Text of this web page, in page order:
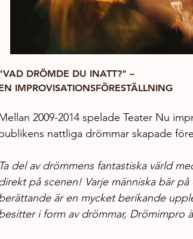
"VAD DRÖMDE DU INATT?" –
IMPROVISATIONSFÖRESTÄLLNING
2009-2014 spelade Teater Nu
nattliga drömmar skapade
Ta del av drömmens fantastiska värld
direkt på scenen! Varje människa bär
är en mycket berikande
i form av drömmar, Drömimpro